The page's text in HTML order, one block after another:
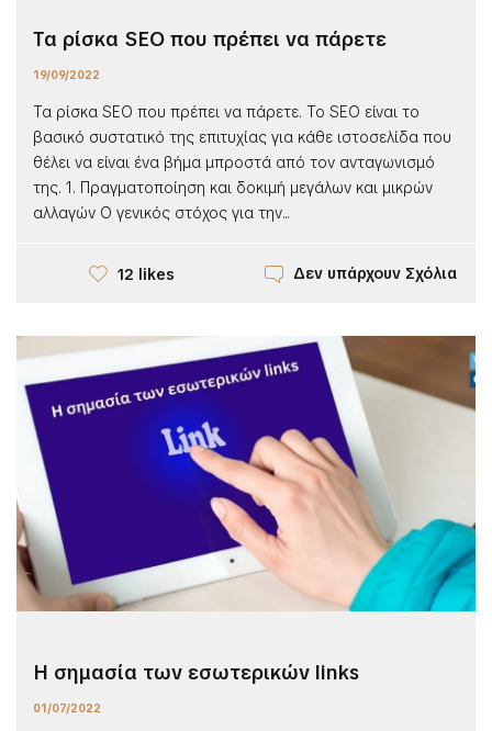
Τα ρίσκα SEO που πρέπει να πάρετε
19/09/2022
Τα ρίσκα SEO που πρέπει να πάρετε. To SEO είναι το
βασικό συστατικό της επιτυχίας για κάθε ιστοσελίδα που
θέλει να είναι ένα βήμα μπροστά από τον ανταγωνισμό
της. 1. Πραγματοποίηση και δοκιμή μεγάλων και μικρών
αλλαγών Ο γενικός στόχος για την...
12 likes Δεν υπάρχουν Σχόλια
Η σημασία των εσωτερικών links
01/07/2022